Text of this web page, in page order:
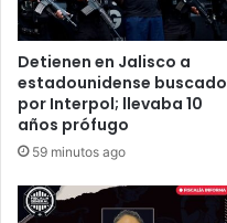
Detienen en Jalisco a
estadounidense buscado
por Interpol; llevaba 10
años prófugo
59 minutos ago